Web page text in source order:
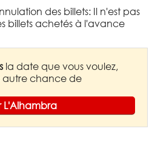
des billets: Il n'est pas
billets achetés à l'avance
la date que vous voulez,
autre chance de
L'Alhambra